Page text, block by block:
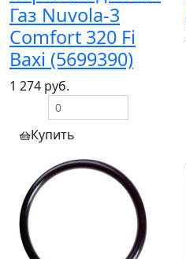
Газ Nuvola-3
Comfort 320 Fi
Baxi (5699390)
1 274 руб.
Купить